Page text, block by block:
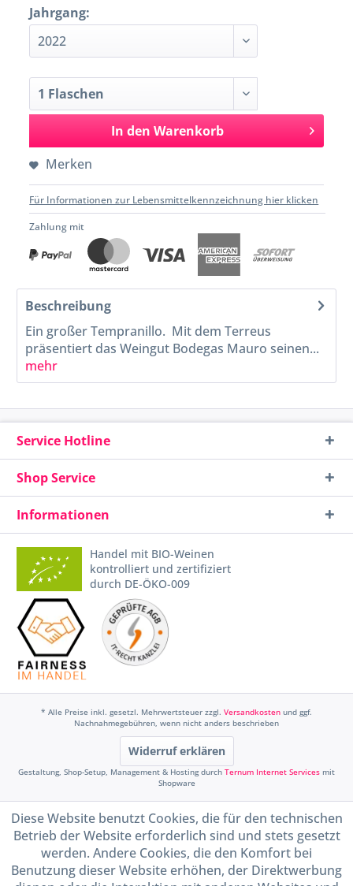
Jahrgang:
In den Warenkorb
Merken
Für Informationen zur Lebensmittelkennzeichnung hier klicken
Zahlung mit
Beschreibung
Ein großer Tempranillo. Mit dem Terreus
präsentiert das Weingut Bodegas Mauro seinen...
mehr
Service Hotline
Shop Service
Informationen
Handel mit BIO-Weinen
kontrolliert und zertifiziert
durch DE-ÖKO-009
* Alle Preise inkl. gesetzl. Mehrwertsteuer zzgl. Versandkosten und ggf.
Nachnahmegebühren, wenn nicht anders beschrieben
Widerruf erklären
Gestaltung, Shop-Setup, Management & Hosting durch Ternum Internet Services mit
Shopware
Diese Website benutzt Cookies, die für den technischen
Betrieb der Website erforderlich sind und stets gesetzt
werden. Andere Cookies, die den Komfort bei
Benutzung dieser Website erhöhen, der Direktwerbung